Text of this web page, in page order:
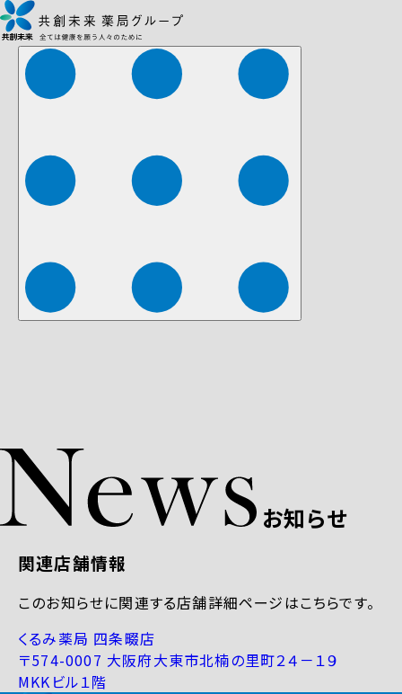
株式会社ファーマみらい 株式会社ストレチア
お知らせ
関連店舗情報
このお知らせに関連する店舗詳細ページはこちらです。
くるみ薬局 四条畷店
〒574-0007 大阪府大東市北楠の里町２４－１９
MKKビル１階